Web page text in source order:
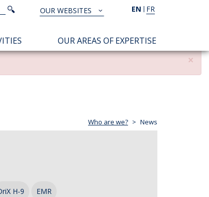
EN FR
TOUS
NOS
SITES
OUR WEBSITES
Search
Search
OUR AREAS OF EXPERTISE
×
Who are we? News
H-9 EMR